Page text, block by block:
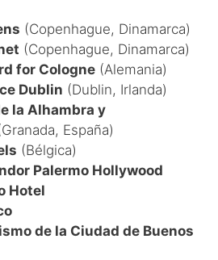
(Copenhague, Dinamarca)
(Copenhague, Dinamarca)
for Cologne (Alemania)
Dublin (Dublin, Irlanda)
la Alhambra y
España)
(Bélgica)
Palermo Hollywood
Hotel
de la Ciudad de Buenos